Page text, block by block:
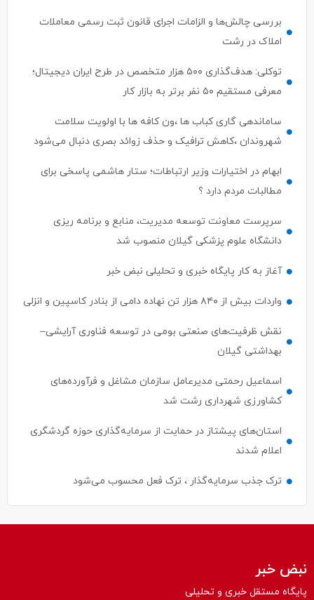
بررسی چالش‌ها و الزامات اجرای قانون ثبت رسمی معاملات
املاک در رشت
توکلی: هدف‌گذاری ۵۰۰ هزار متخصص در طرح ایران دیجیتال؛
معرفی مستقیم ۵۰ نفر برتر به بازار کار
ساماندهی گاری کباب ها ،ون کافه ها با اولویت سلامت
شهروندان ،کاهش ترافیک و حذف زوائد بصری دنبال می‌شود
ابهام در اختیارات وزیر ارتباطات؛ ستار هاشمی پاسخی برای
مطالبات مردم دارد ؟
سرپرست معاونت توسعه مدیریت، منابع و برنامه ریزی
دانشگاه علوم پزشکی گیلان منصوب شد
آغاز به کار پایگاه خبری و تحلیلی نبض خبر
واردات بیش از ۸۴۰ هزار تن نهاده دامی از بنادر كاسپین و انزلی
نقش ظرفیت‌های صنعتی بومی در توسعه فناوری آرایشی–
بهداشتی گیلان
اسماعیل رحمتی مدیرعامل سازمان مشاغل و فرآورده‌های
کشاورزی شهرداری رشت شد
استان‌های پیشتاز در حمایت از سرمایه‌گذاری حوزه گردشگری
اعلام شدند
ترک جذب سرمایه‌گذار ، ترک فعل محسوب می‌شود
نبض خبر
پایگاه مستقل خبری و تحلیلی